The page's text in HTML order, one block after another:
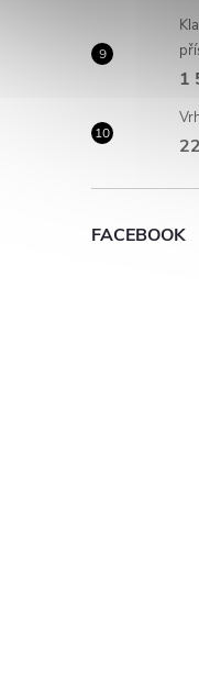
1
FACEBOOK